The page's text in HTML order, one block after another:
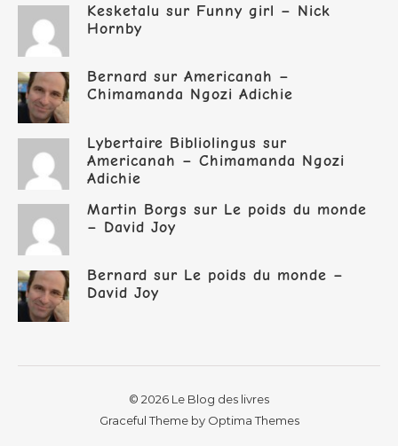
Kesketalu sur Funny girl – Nick
Hornby
Bernard sur Americanah –
Chimamanda Ngozi Adichie
Lybertaire Bibliolingus sur
Americanah – Chimamanda Ngozi
Adichie
Martin Borgs sur Le poids du monde
– David Joy
Bernard sur Le poids du monde –
David Joy
© 2026 Le Blog des livres
Graceful Theme by Optima Themes